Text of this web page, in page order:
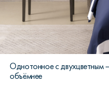
Однотонное с двухцветным
объёмнее